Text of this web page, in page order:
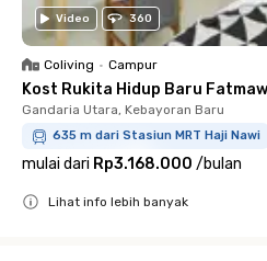
Video 360
Coliving • Campur
Kost Rukita Hidup Baru
Gandaria Utara, Kebayoran Baru
635 m dari Stasiun MRT Haji Nawi
mulai dari Rp3.168.000 /bulan
Lihat info lebih banyak